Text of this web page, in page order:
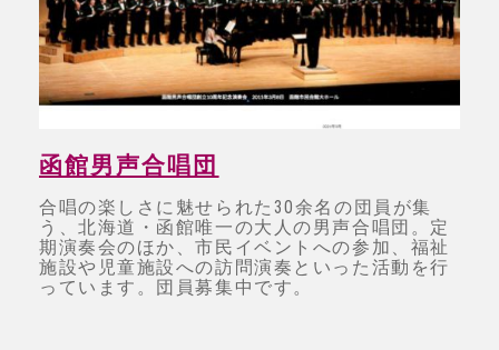
函館男声合唱団
合唱の楽しさに魅せられた30余名の団員が集
う、北海道・函館唯一の大人の男声合唱団。定
期演奏会のほか、市民イベントへの参加、福祉
施設や児童施設への訪問演奏といった活動を行
っています。団員募集中です。